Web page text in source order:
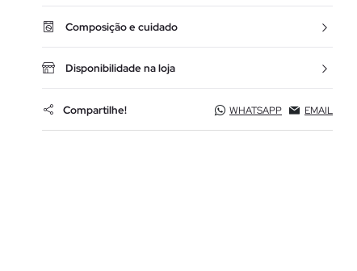
Composição e cuidado
Disponibilidade na loja
Compartilhe! WHATSAPP EMAIL